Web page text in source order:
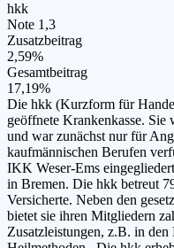
hkk
Note 1,3
Zusatzbeitrag
2,59%
Gesamtbeitrag
17,19%
Die hkk (Kurzform für
geöffnete Krankenkasse. Sie
und war zunächst nur für
kaufmännischen Berufen
IKK Weser-Ems
in Bremen. Die hkk betreut
Versicherte. Neben den
bietet sie ihren Mitgliedern
Zusatzleistungen, z.B. in